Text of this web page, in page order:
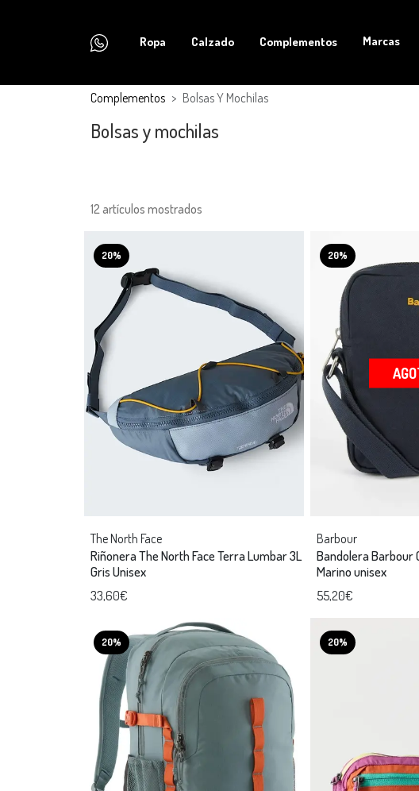
Ropa Calzado Complementos Marcas
Complementos Bolsas Y Mochilas
Bolsas y mochilas
12 artículos mostrados
20%
The North Face
Riñonera The North Face Terra Lumbar 3L
Gris Unisex
33,60€
20%
Barbour
Bandolera Barbour
Marino unisex
55,20€
20% 20%